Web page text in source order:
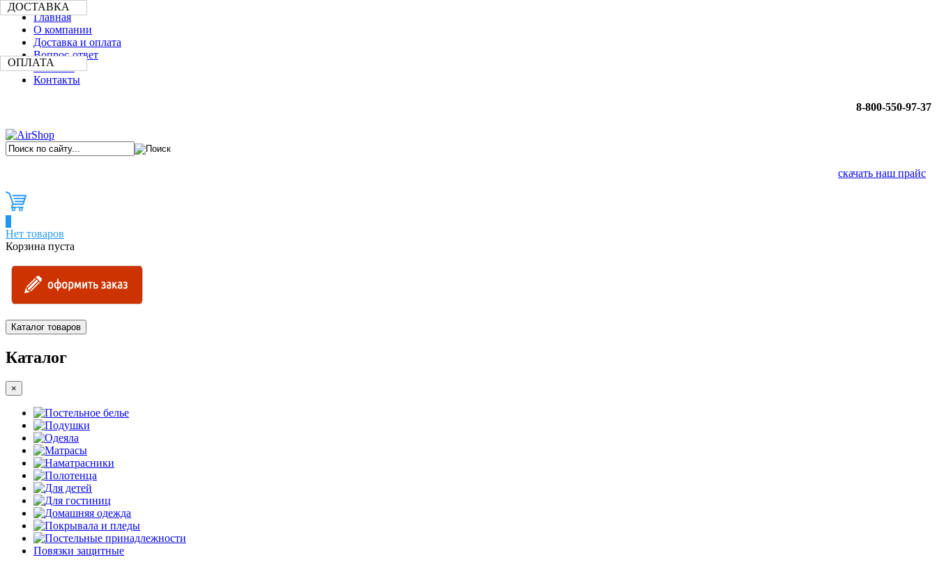
Главная
О компании
Доставка и оплата
Вопрос-ответ
Новости
Контакты
8-800-550-97-37
скачать наш прайс
Нет товаров
Корзина пуста
Каталог товаров
Каталог
×
Постельное белье
Подушки
Одеяла
Матрасы
Наматрасники
Полотенца
Для детей
Для гостиниц
Домашняя одежда
Покрывала и пледы
Постельные принадлежности
Повязки защитные
ДОСТАВКА
ОПЛАТА